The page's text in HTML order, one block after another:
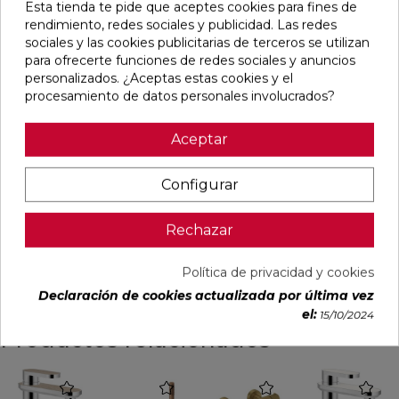
con el innovador sistema GoClean, que elimina bordes y
ángulos para facilitar la limpieza y mejorar la higiene.
Incluye kit de fijación para una instalación sencilla y
segura. Sus dimensiones son 485 x 330 x 245 mm.
Tapa de inodoro de la colección App de Flaminia,
fabricada en plástico ABS de color blanco y forma
redonda. Incluye bisagras con sistema de cierre
amortiguado para mayor confort. Mide 450 mm de
fondo y 300 mm de altura, con acabado brillante.
Productos relacionados
favorite favorite favorite
Esta tienda te pide que aceptes cookies para fines de
rendimiento, redes sociales y publicidad. Las redes
sociales y las cookies publicitarias de terceros se utilizan
para ofrecerte funciones de redes sociales y anuncios
personalizados. ¿Aceptas estas cookies y el
procesamiento de datos personales involucrados?
Aceptar
Configurar
Rechazar
Política de privacidad y cookies
Declaración de cookies actualizada por última vez
el: 15/10/2024